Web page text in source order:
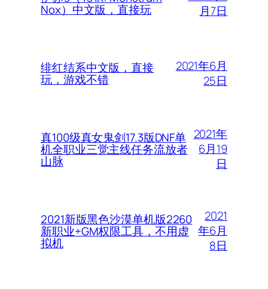
Nox）中文版，直接玩
月7日
绯红结系中文版，直接
玩，游戏不错
2021年6月
25日
真100级真女鬼剑17.3版DNF单
机全职业三觉主线任务流放者
山脉
2021年
6月19
日
2021新版黑色沙漠单机版2260
新职业+GM权限工具，不用虚
拟机
2021
年6月
8日